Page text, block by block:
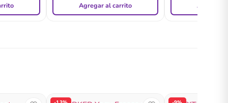
Agregar al carrito Agregar